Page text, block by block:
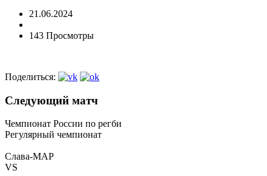
21.06.2024
143 Просмотры
Поделиться:
Следующий матч
Чемпионат России по регби
Регулярный чемпионат
Слава-МАР
VS